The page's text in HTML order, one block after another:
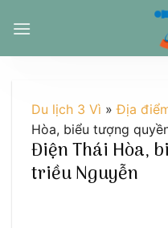
đến
Du lịch 3 Vì »Địa
Hòa, biểu tượng
Điện Thái Hòa,
triều Nguyễn